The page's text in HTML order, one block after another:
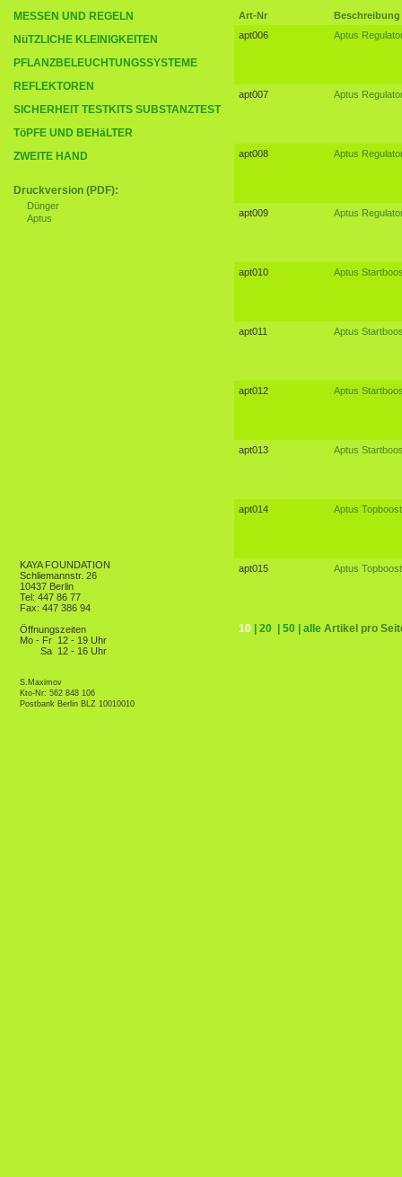
MESSEN UND REGELN
NüTZLICHE KLEINIGKEITEN
PFLANZBELEUCHTUNGSSYSTEME
REFLEKTOREN
SICHERHEIT TESTKITS SUBSTANZTEST
TöPFE UND BEHäLTER
ZWEITE HAND
Druckversion (PDF):
Dünger
Aptus
Art-Nr
Beschreibung
apt006
Aptus
apt007 Aptus
apt008 Aptus
apt009 Aptus
apt010 Aptus
apt011 Aptus
apt012 Aptus
apt013 Aptus
apt014 Aptus
apt015 Aptus
10 20 50 alle Artikel pro
KAYA FOUNDATION
Schliemannstr. 26
10437 Berlin
Tel: 447 86 77
Fax: 447 386 94
Öffnungszeiten
Mo - Fr 12 - 19 Uhr
Sa 12 - 16 Uhr
S.Maximov
Kto-Nr: 562 848 106
Postbank Berlin BLZ 10010010